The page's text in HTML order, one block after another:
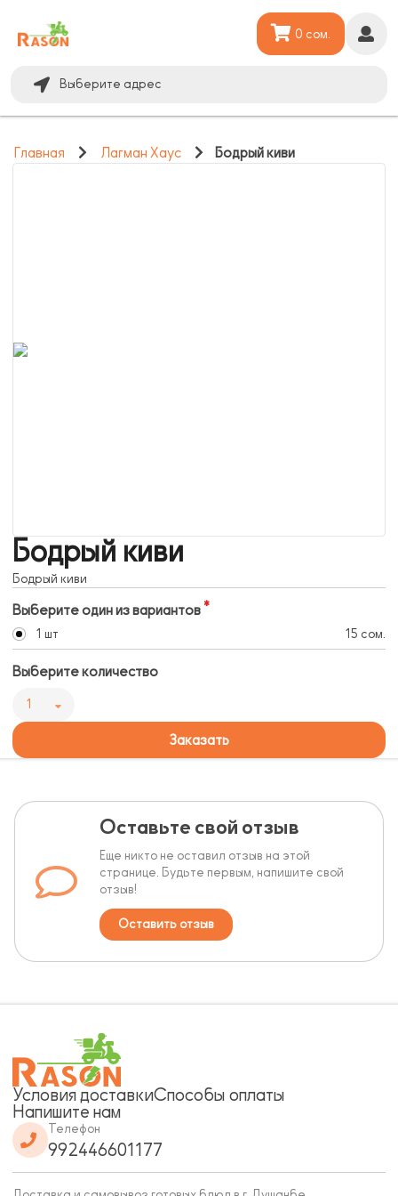
Выберите адрес
0 сом.
Главная Лагман Хаус Бодрый киви
Бодрый киви
Бодрый киви
Выберите один из вариантов
1 шт 15 сом.
Выберите количество
1
Заказать
Оставьте свой отзыв
Еще никто не оставил отзыв на этой
странице. Будьте первым, напишите свой
отзыв!
Оставить отзыв
Условия доставкиСпособы оплаты
Напишите нам
Телефон
992446601177